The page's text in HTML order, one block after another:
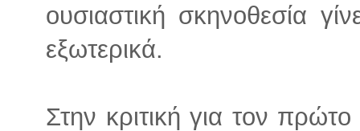
ουσιαστική σκηνοθεσία
εξωτερικά.
Στην κριτική για τον πρώτο